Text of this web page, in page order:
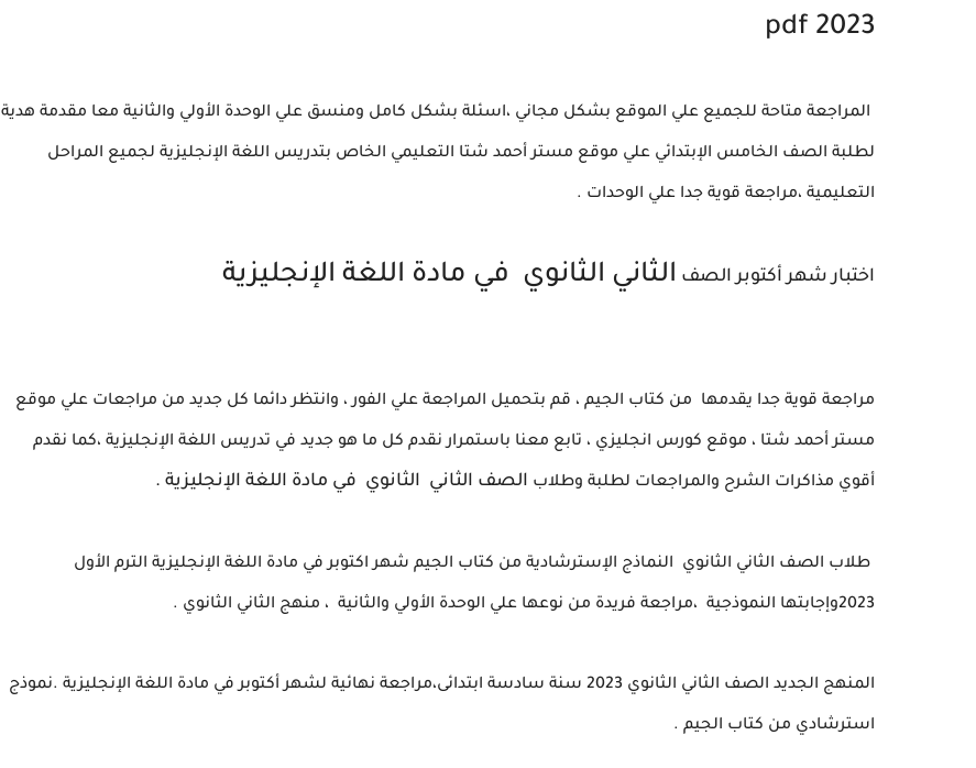
2023 pdf
المراجعة متاحة للجميع علي الموقع بشكل مجاني ،اسئلة بشكل كامل ومنسق علي الوحدة الأولي والثانية معا مقدمة هدية
لطلبة الصف الخامس الإبتدائي علي موقع مستر أحمد شتا التعليمي الخاص بتدريس اللغة الإنجليزية لجميع المراحل
التعليمية ،مراجعة قوية جدا علي الوحدات .
اختبار شهر أكتوبر الصف الثاني الثانوي في مادة اللغة الإنجليزية
مراجعة قوية جدا يقدمها من كتاب الجيم ، قم بتحميل المراجعة علي الفور ، وانتظر دائما كل جديد من مراجعات علي موقع
مستر أحمد شتا ، موقع كورس انجليزي ، تابع معنا باستمرار نقدم كل ما هو جديد في تدريس اللغة الإنجليزية ،كما نقدم
أقوي مذاكرات الشرح والمراجعات لطلبة وطلاب الصف الثاني الثانوي في مادة اللغة الإنجليزية .
طلاب الصف الثاني الثانوي النماذج الإسترشادية من كتاب الجيم شهر اكتوبر في مادة اللغة الإنجليزية الترم الأول
2023وإجابتها النموذجية ،مراجعة فريدة من نوعها علي الوحدة الأولي والثانية ، منهج الثاني الثانوي .
المنهج الجديد الصف الثاني الثانوي 2023 سنة سادسة ابتدائى،مراجعة نهائية لشهر أكتوبر في مادة اللغة الإنجليزية .نموذج
استرشادي من كتاب الجيم .